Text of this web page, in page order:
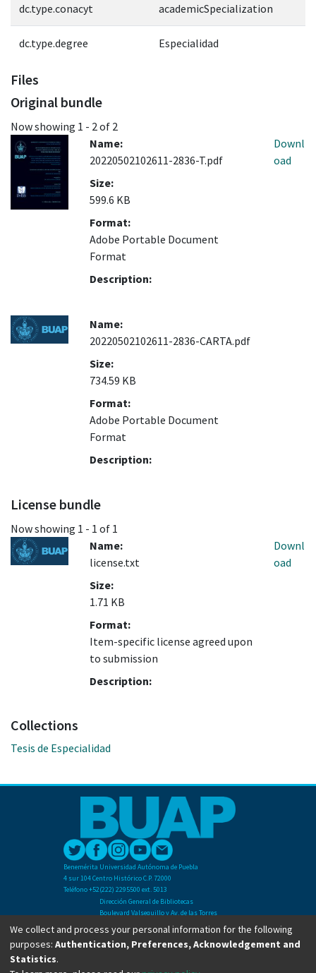
dc.type.conacyt academicSpecialization
dc.type.degree Especialidad
Files
Original bundle
Now showing 1 - 2 of 2
Name:
20220502102611-2836-T.pdf
Size:
599.6 KB
Format:
Adobe Portable Document
Format
Description:
Downl
oad
Name:
20220502102611-2836-CARTA.pdf
Size:
734.59 KB
Format:
Adobe Portable Document
Format
Description:
License bundle
Now showing 1 - 1 of 1
Name:
license.txt
Size:
1.71 KB
Format:
Item-specific license agreed upon
to submission
Description:
Downl
oad
Collections
Tesis de Especialidad
Benemérita Universidad Autónoma de Puebla
4 sur 104 Centro Histórico C.P. 72000
Teléfono +52(222) 2295500 ext. 5013
Dirección General de Bibliotecas
Boulevard Valsequillo y Av. de las Torres
Ciudad Universitaria. Col. San Manuel
C.P. 72570
Teléfono +52 (222) 2295500 Ext 2901
We collect and process your personal information for the following
purposes: Authentication, Preferences, Acknowledgement and
Statistics.